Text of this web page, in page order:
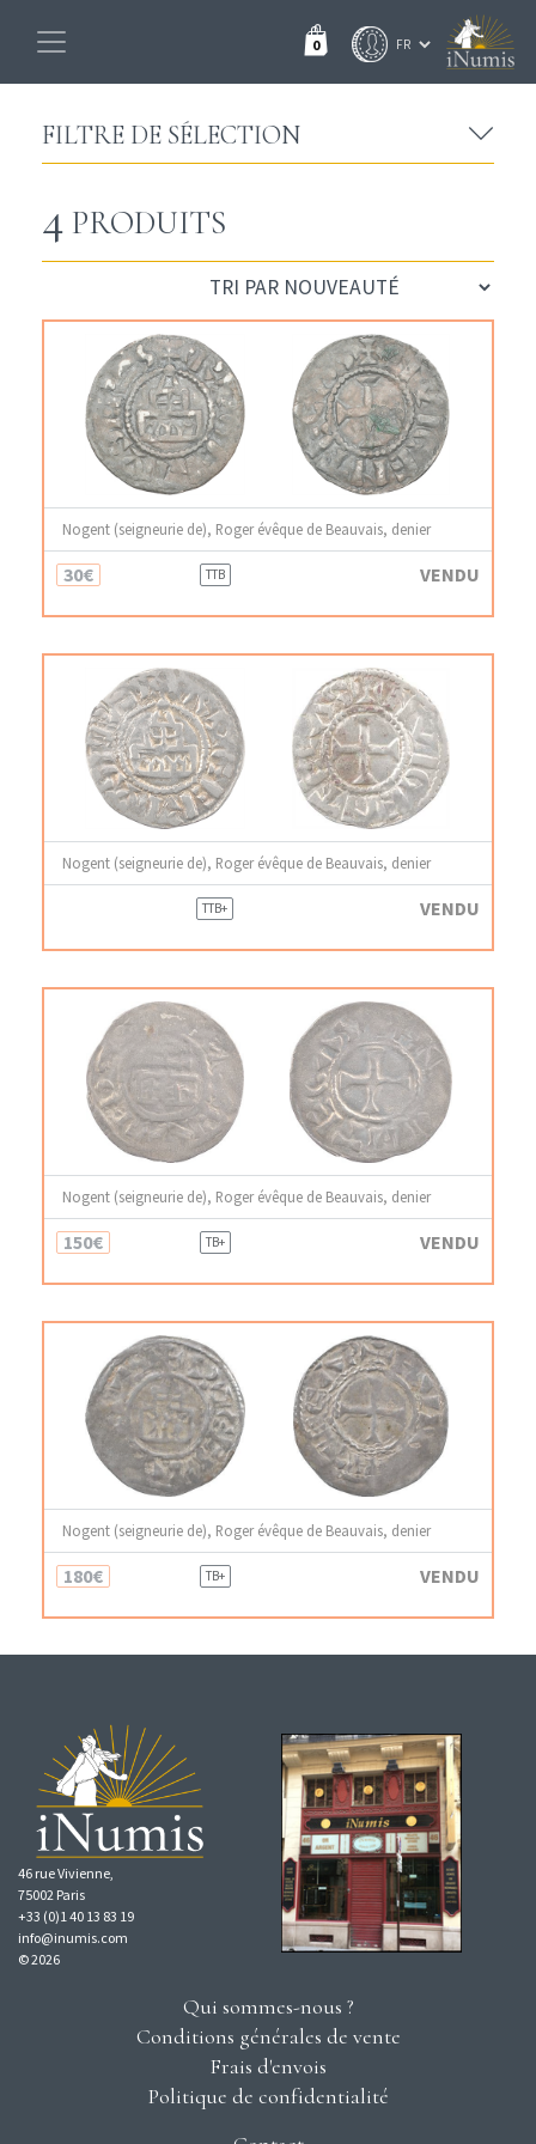
0
FILTRE DE SÉLECTION
4 PRODUITS
Nogent (seigneurie de), Roger évêque de Beauvais, denier
30€ TTB VENDU
Nogent (seigneurie de), Roger évêque de Beauvais, denier
TTB+ VENDU
Nogent (seigneurie de), Roger évêque de Beauvais, denier
150€ TB+ VENDU
Nogent (seigneurie de), Roger évêque de Beauvais, denier
180€ TB+ VENDU
46 rue Vivienne,
75002 Paris
+33 (0)1 40 13 83 19
info@inumis.com
© 2026
Qui sommes-nous ?
Conditions générales de vente
Frais d'envois
Politique de confidentialité